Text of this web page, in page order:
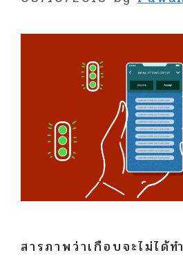
สารภาพว่าเกือบจะไม่ได้ท